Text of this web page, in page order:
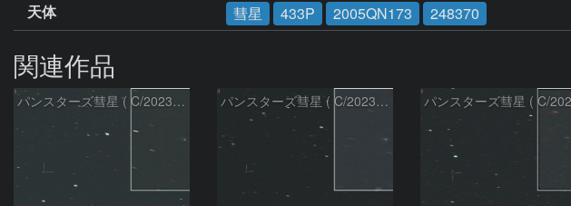
天体
彗星 433P 2005QN173 248370
関連作品
パンスターズ彗星 ( C/2023R1 )：2026/07/09 パンスターズ彗星 ( C/2023R1 ) ：2026/07/08